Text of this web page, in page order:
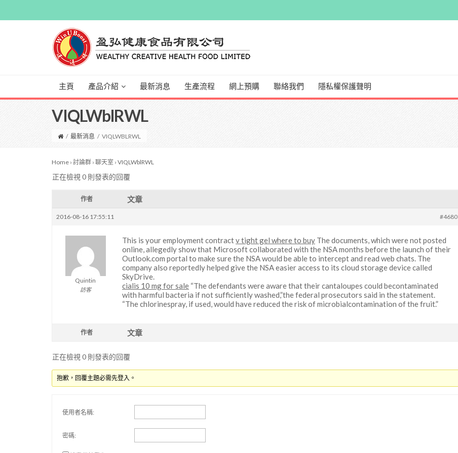
主頁 產品介紹 最新消息 生產流程 網上預購 聯絡我們 隱私權保護聲明
VIQLWblRWL
/ 最新消息 / VIQLWBLRWL
Home › 討論群 › 聊天室 › VIQLWblRWL
正在檢視 0 則發表的回覆
作者 文章
2016-08-16 17:55:11 #4680
Quintin
訪客
This is your employment contractv tight gel where to buy The documents, which were not posted
online, allegedly show that Microsoft collaborated with the NSA months before the launch of their
Outlook.com portal to make sure the NSA would be able to intercept and read web chats. The
company also reportedly helped give the NSA easier access to its cloud storage device called
SkyDrive.
cialis 10 mg for sale “The defendants were aware that their cantaloupes could becontaminated
with harmful bacteria if not sufficiently washed,”the federal prosecutors said in the statement.
“The chlorinespray, if used, would have reduced the risk of microbialcontamination of the fruit.”
作者 文章
正在檢視 0 則發表的回覆
抱歉，回覆主題必需先登入。
使用者名稱:
密碼: